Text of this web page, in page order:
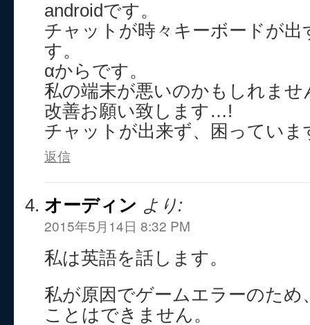
androidです。
チャットが時々キーボードが
す。
αからです。
私の端末が悪いのかもしれませ
改善お願い致します…!
チャットが出来ず、困っていま
返信
オーディン より:
2015年5月14日 8:32 PM
私は英語を話します。
私が原因でゲームエラーのため
ことはできません。